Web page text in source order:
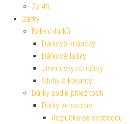
Za 49
Dárky
Balení dárků
Dárkové krabičky
Dárkové tašky
Jmenovky na dárky
Stuhy a kokardy
Dárky podle příležitosti
Dárky ke svatbě
Rozlučka se svobodou